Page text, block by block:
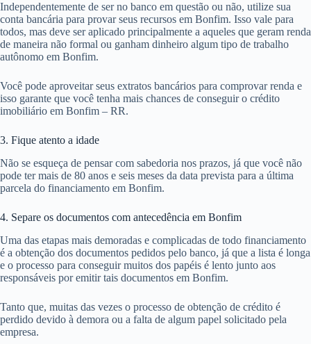
Independentemente de ser no banco em questão ou não, utilize sua
conta bancária para provar seus recursos em Bonfim. Isso vale para
todos, mas deve ser aplicado principalmente a aqueles que geram renda
de maneira não formal ou ganham dinheiro algum tipo de trabalho
autônomo em Bonfim.
Você pode aproveitar seus extratos bancários para comprovar renda e
isso garante que você tenha mais chances de conseguir o crédito
imobiliário em Bonfim – RR.
3. Fique atento a idade
Não se esqueça de pensar com sabedoria nos prazos, já que você não
pode ter mais de 80 anos e seis meses da data prevista para a última
parcela do financiamento em Bonfim.
4. Separe os documentos com antecedência em Bonfim
Uma das etapas mais demoradas e complicadas de todo financiamento
é a obtenção dos documentos pedidos pelo banco, já que a lista é longa
e o processo para conseguir muitos dos papéis é lento junto aos
responsáveis por emitir tais documentos em Bonfim.
Tanto que, muitas das vezes o processo de obtenção de crédito é
perdido devido à demora ou a falta de algum papel solicitado pela
empresa.